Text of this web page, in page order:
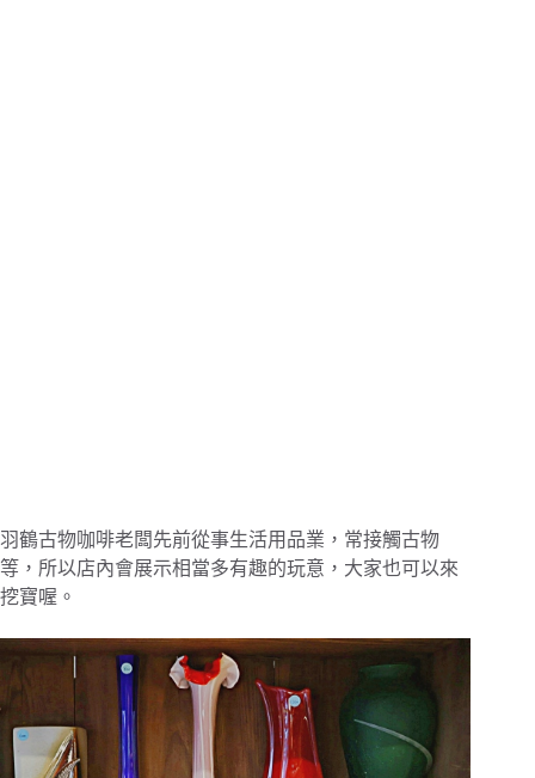
羽鶴古物咖啡老闆先前從事生活用品業，常接觸古物
等，所以店內會展示相當多有趣的玩意，大家也可以來
挖寶喔。